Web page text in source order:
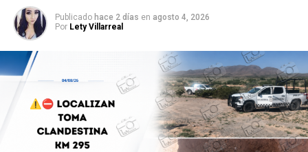
Agentes ministeriales acudieron al lugar para procesar
la escena, recabar evidencias e iniciar la búsqueda del
presunto agresor, quien hasta el momento no ha sido
detenido.
Publicado hace 2 días en agosto 4, 2026
Por Lety Villarreal